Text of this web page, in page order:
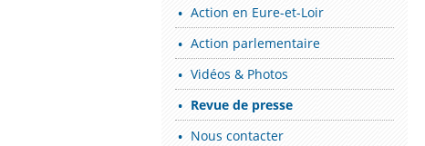
Action en Eure-et-Loir
Action parlementaire
Vidéos & Photos
Revue de presse
Nous contacter